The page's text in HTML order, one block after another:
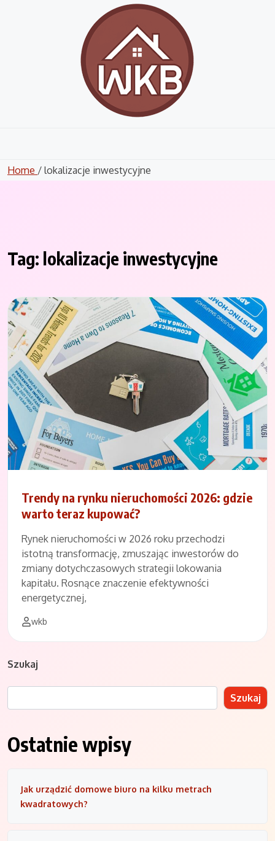
Home / lokalizacje inwestycyjne
Tag: lokalizacje inwestycyjne
Trendy na rynku nieruchomości 2026: gdzie
warto teraz kupować?
Rynek nieruchomości w 2026 roku przechodzi
istotną transformację, zmuszając inwestorów do
zmiany dotychczasowych strategii lokowania
kapitału. Rosnące znaczenie efektywności
energetycznej,
wkb
Szukaj
Szukaj
Ostatnie wpisy
Jak urządzić domowe biuro na kilku metrach
kwadratowych?